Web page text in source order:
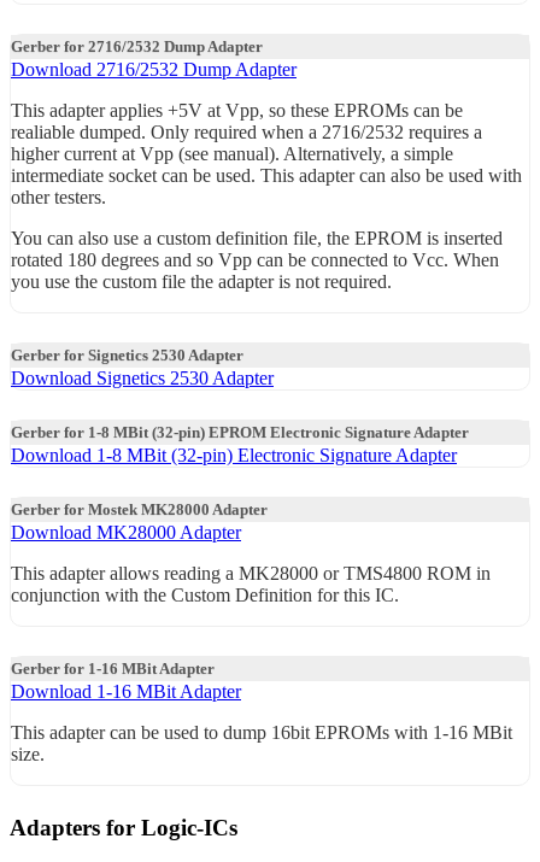
Gerber for 2716/2532 Dump Adapter
Download 2716/2532 Dump Adapter
This adapter applies +5V at Vpp, so these EPROMs can be
realiable dumped. Only required when a 2716/2532 requires a
higher current at Vpp (see manual). Alternatively, a simple
intermediate socket can be used. This adapter can also be used with
other testers.
You can also use a custom definition file, the EPROM is inserted
rotated 180 degrees and so Vpp can be connected to Vcc. When
you use the custom file the adapter is not required.
Gerber for Signetics 2530 Adapter
Download Signetics 2530 Adapter
Gerber for 1-8 MBit (32-pin) EPROM Electronic Signature Adapter
Download 1-8 MBit (32-pin) Electronic Signature Adapter
Gerber for Mostek MK28000 Adapter
Download MK28000 Adapter
This adapter allows reading a MK28000 or TMS4800 ROM in
conjunction with the Custom Definition for this IC.
Gerber for 1-16 MBit Adapter
Download 1-16 MBit Adapter
This adapter can be used to dump 16bit EPROMs with 1-16 MBit
size.
Adapters for Logic-ICs